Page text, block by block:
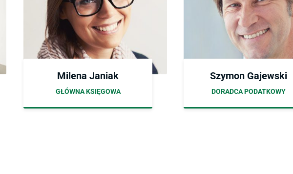
Milena Janiak
GŁÓWNA KSIĘGOWA
Szymon Gajewski
DORADCA PODATKOWY